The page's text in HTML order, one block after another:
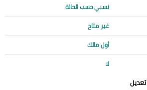
نسبي حسب الحالة
غير متاح
أول مالك
لا
تعديل